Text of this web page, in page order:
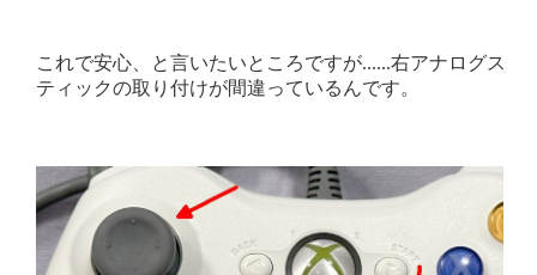
これで安心、と言いたいところですが......右アナログス
ティックの取り付けが間違っているんです。